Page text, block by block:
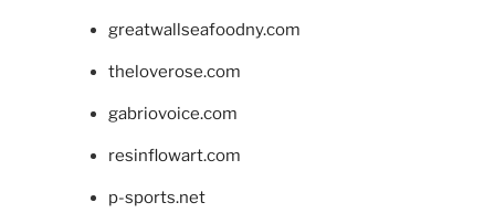
greatwallseafoodny.com
theloverose.com
gabriovoice.com
resinflowart.com
p-sports.net